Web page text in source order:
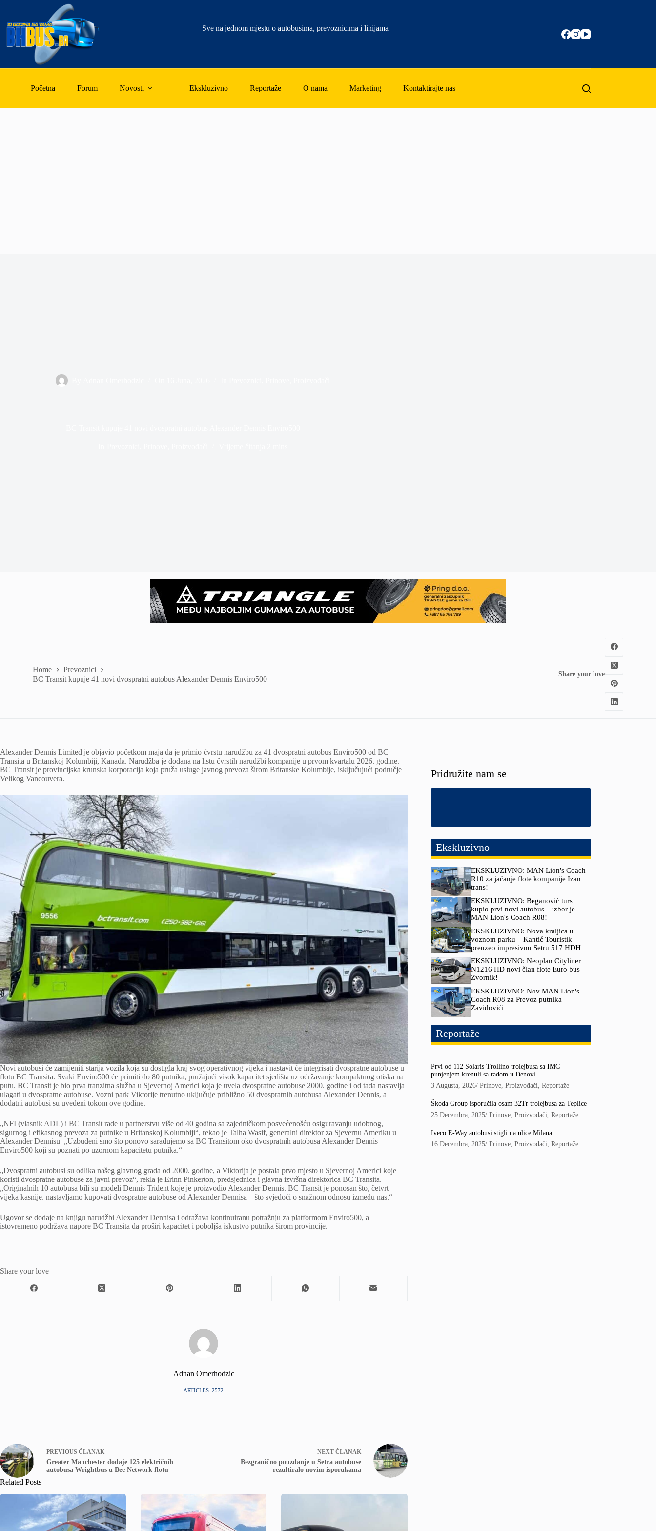
content
Sve na jednom mjestu o autobusima, prevoznicima i linijama
Početna Forum Novosti Ekskluzivno Reportaže O nama Marketing Kontaktirajte nas
Home
Prevoznici
BC Transit kupuje 41 novi dvospratni autobus Alexander Dennis Enviro500
Share your love
Alexander Dennis Limited je objavio početkom maja da je primio čvrstu narudžbu za 41 dvospratni autobus Enviro500 od BC
Transita u Britanskoj Kolumbiji, Kanada. Narudžba je dodana na listu čvrstih narudžbi kompanije u prvom kvartalu 2026. godine.
BC Transit je provincijska krunska korporacija koja pruža usluge javnog prevoza širom Britanske Kolumbije, isključujući područje
Velikog Vancouvera.
Novi autobusi će zamijeniti starija vozila koja su dostigla kraj svog operativnog vijeka i nastavit će integrisati dvospratne autobuse u
flotu BC Transita. Svaki Enviro500 će primiti do 80 putnika, pružajući visok kapacitet sjedišta uz održavanje kompaktnog otiska na
putu. BC Transit je bio prva tranzitna služba u Sjevernoj Americi koja je uvela dvospratne autobuse 2000. godine i od tada nastavlja
ulagati u dvospratne autobuse. Vozni park Viktorije trenutno uključuje približno 50 dvospratnih autobusa Alexander Dennis, a
dodatni autobusi su uvedeni tokom ove godine.
„NFI (vlasnik ADL) i BC Transit rade u partnerstvu više od 40 godina sa zajedničkom posvećenošću osiguravanju udobnog,
sigurnog i efikasnog prevoza za putnike u Britanskoj Kolumbiji“, rekao je Talha Wasif, generalni direktor za Sjevernu Ameriku u
Alexander Dennisu. „Uzbuđeni smo što ponovo sarađujemo sa BC Transitom oko dvospratnih autobusa Alexander Dennis
Enviro500 koji su poznati po uzornom kapacitetu putnika.“
„Dvospratni autobusi su odlika našeg glavnog grada od 2000. godine, a Viktorija je postala prvo mjesto u Sjevernoj Americi koje
koristi dvospratne autobuse za javni prevoz“, rekla je Erinn Pinkerton, predsjednica i glavna izvršna direktorica BC Transita.
„Originalnih 10 autobusa bili su modeli Dennis Trident koje je proizvodio Alexander Dennis. BC Transit je ponosan što, četvrt
vijeka kasnije, nastavljamo kupovati dvospratne autobuse od Alexander Dennisa – što svjedoči o snažnom odnosu između nas.“
Ugovor se dodaje na knjigu narudžbi Alexander Dennisa i odražava kontinuiranu potražnju za platformom Enviro500, a
istovremeno podržava napore BC Transita da proširi kapacitet i poboljša iskustvo putnika širom provincije.
Share your love
Adnan Omerhodzic
ARTICLES: 2572
PREVIOUS ČLANAK
Greater Manchester dodaje 125 električnih
autobusa Wrightbus u Bee Network flotu
NEXT ČLANAK
Bezgranično pouzdanje u Setra autobuse
rezultiralo novim isporukama
Related Posts
Pridružite nam se
Ekskluzivno
EKSKLUZIVNO: MAN Lion's Coach
R10 za jačanje flote kompanije Izan
trans!
EKSKLUZIVNO: Beganović turs
kupio prvi novi autobus – izbor je
MAN Lion's Coach R08!
EKSKLUZIVNO: Nova kraljica u
voznom parku – Kantić Touristik
preuzeo impresivnu Setru 517 HDH
EKSKLUZIVNO: Neoplan Cityliner
N1216 HD novi član flote Euro bus
Zvornik!
EKSKLUZIVNO: Nov MAN Lion's
Coach R08 za Prevoz putnika
Zavidovići
Reportaže
Prvi od 112 Solaris Trollino trolejbusa sa IMC
punjenjem krenuli sa radom u Đenovi
3 Augusta, 2026/Prinove,Proizvođači,Reportaže
Škoda Group isporučila osam 32Tr trolejbusa za Teplice
25 Decembra, 2025/Prinove,Proizvođači,Reportaže
Iveco E-Way autobusi stigli na ulice Milana
16 Decembra, 2025/Prinove,Proizvođači,Reportaže